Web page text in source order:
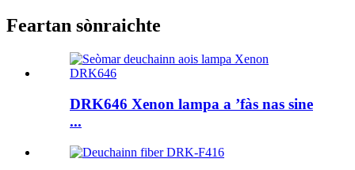
Feartan sònraichte
DRK646 Xenon lampa a ’fàs nas sine
...